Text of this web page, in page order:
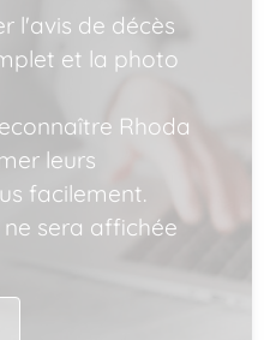
l'avis de décès
et la photo
Rhoda
leurs
facilement.
sera affichée